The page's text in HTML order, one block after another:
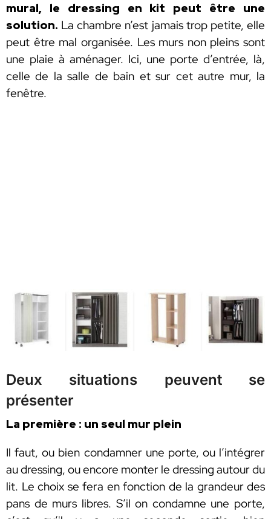
mural, le dressing en kit peut être une
solution. La chambre n’est jamais trop petite, elle
peut être mal organisée. Les murs non pleins sont
une plaie à aménager. Ici, une porte d’entrée, là,
celle de la salle de bain et sur cet autre mur, la
fenêtre.
Deux situations peuvent se
présenter
La première : un seul mur plein
Il faut, ou bien condamner une porte, ou l’intégrer
au dressing, ou encore monter le dressing autour du
lit. Le choix se fera en fonction de la grandeur des
pans de murs libres. S’il on condamne une porte,